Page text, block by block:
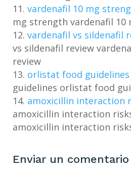
vardenafil 10 mg
mg strength vardenafil 10
vardenafil vs sildenafil
vs sildenafil review
review
orlistat food guidelines
guidelines orlistat food
amoxicillin interaction
amoxicillin interaction
amoxicillin interaction
Enviar un comentario